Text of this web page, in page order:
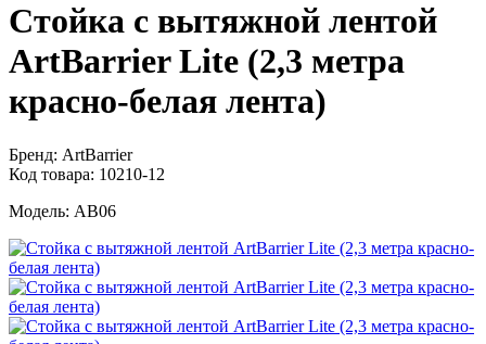
Стойка с вытяжной лентой
ArtBarrier Lite (2,3 метра
красно-белая лента)
Бренд: ArtBarrier
Код товара: 10210-12
Модель: AB06